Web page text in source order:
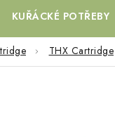
KUŘÁCKÉ POTŘEBY
THX Cartridge